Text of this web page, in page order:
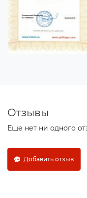
Отзывы
Еще нет ни одного
Добавить отзыв